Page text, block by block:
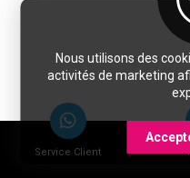
Service Client
Nous utilisons des
activités de marketing